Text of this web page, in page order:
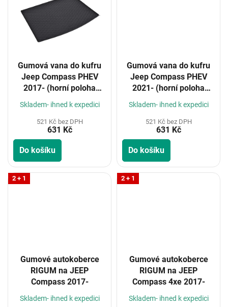
Gumová vana do kufru
Jeep Compass PHEV
2017- (horní poloha
kufru)
Skladem- ihned k expedici
521 Kč bez DPH
631 Kč
Do košíku
Gumová vana do kufru
Jeep Compass PHEV
2021- (horní poloha
kufru)
Skladem- ihned k expedici
521 Kč bez DPH
631 Kč
Do košíku
2 + 1
Gumové autokoberce
RIGUM na JEEP
Compass 2017-
Skladem- ihned k expedici
2 + 1
Gumové autokoberce
RIGUM na JEEP
Compass 4xe 2017-
Skladem- ihned k expedici